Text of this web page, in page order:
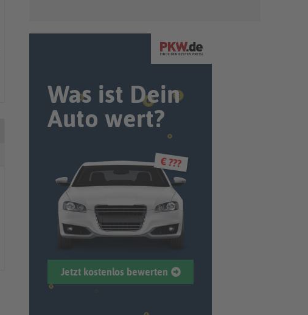
Was ist Dein
Auto wert?
€ ???
Jetzt kostenlos bewerten